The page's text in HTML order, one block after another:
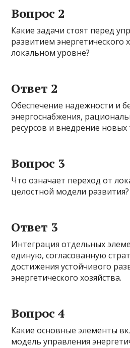
Вопрос 2
Какие задачи стоят перед
развитием энергетического
локальном уровне?
Ответ 2
Обеспечение надежности и
энергоснабжения,
ресурсов и внедрение новых
Вопрос 3
Что означает переход от
целостной модели развития?
Ответ 3
Интеграция отдельных
единую, согласованную
достижения устойчивого
энергетического хозяйства.
Вопрос 4
Какие основные элементы
модель управления